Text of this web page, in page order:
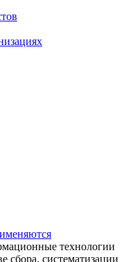
технологии
сбора, систематизации